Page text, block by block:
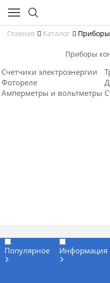
Главная Каталог Приборы
Приборы
Счетчики электроэнергии
Фотореле
Амперметры и вольтметры
Популярное Информация